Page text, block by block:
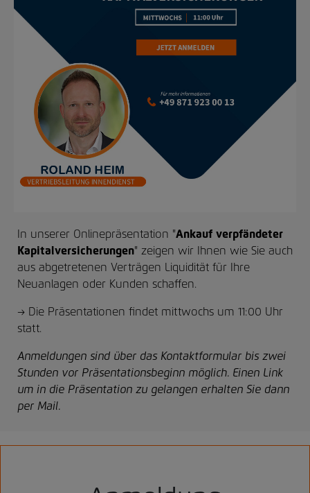
In unserer Onlinepräsentation "Ankauf verpfändeter
Kapitalversicherungen" zeigen wir Ihnen wie Sie auch
aus abgetretenen Verträgen Liquidität für Ihre
Neuanlagen oder Kunden schaffen.
→ Die Präsentationen findet mittwochs um 11:00 Uhr
statt.
Anmeldungen sind über das Kontaktformular bis zwei
Stunden vor Präsentationsbeginn möglich. Einen Link
um in die Präsentation zu gelangen erhalten Sie dann
per Mail.